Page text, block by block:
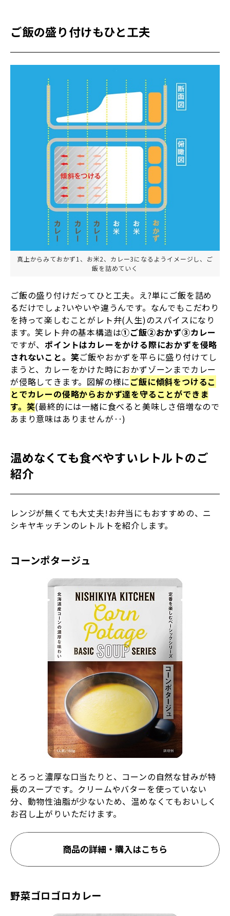
ご飯の盛り付けもひと工夫
真上からみておかず1、お米2、カレー3になるようイメージし、ご
飯を詰めていく
ご飯の盛り付けだってひと工夫。え?単にご飯を詰め
るだけでしょ?いやいや違うんです。なんでもこだわり
を持って楽しむことがレト弁(人生)のスパイスになり
ます。笑レト弁の基本構造は①ご飯②おかず③カレー
ですが、ポイントはカレーをかける際におかずを侵略
されないこと。笑ご飯やおかずを平らに盛り付けてし
まうと、カレーをかけた時におかずゾーンまでカレー
が侵略してきます。図解の様にご飯に傾斜をつけるこ
とでカレーの侵略からおかず達を守ることができま
す。笑(最終的には一緒に食べると美味しさ倍増なので
あまり意味はありませんが‥)
温めなくても食べやすいレトルトのご
紹介
レンジが無くても大丈夫!お弁当にもおすすめの、ニ
シキヤキッチンのレトルトを紹介します。
コーンポタージュ
とろっと濃厚な口当たりと、コーンの自然な甘みが特
長のスープです。クリームやバターを使っていない
分、動物性油脂が少ないため、温めなくてもおいしく
お召し上がりいただけます。
商品の詳細・購入はこちら
野菜ゴロゴロカレー